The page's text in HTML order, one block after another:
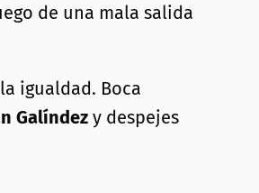
de una mala salida
igualdad. Boca
Galíndez y despejes